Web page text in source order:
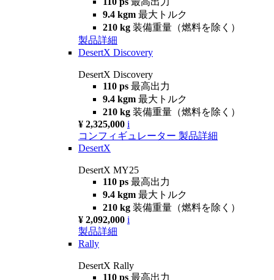
9.4 kgm 最大トルク
210 kg 装備重量（燃料を除く）
製品詳細
DesertX Discovery
DesertX Discovery
110 ps 最高出力
9.4 kgm 最大トルク
210 kg 装備重量（燃料を除く）
¥ 2,325,000 i
コンフィギュレーター 製品詳細
DesertX
DesertX MY25
110 ps 最高出力
9.4 kgm 最大トルク
210 kg 装備重量（燃料を除く）
¥ 2,092,000 i
製品詳細
Rally
DesertX Rally
110 ps 最高出力